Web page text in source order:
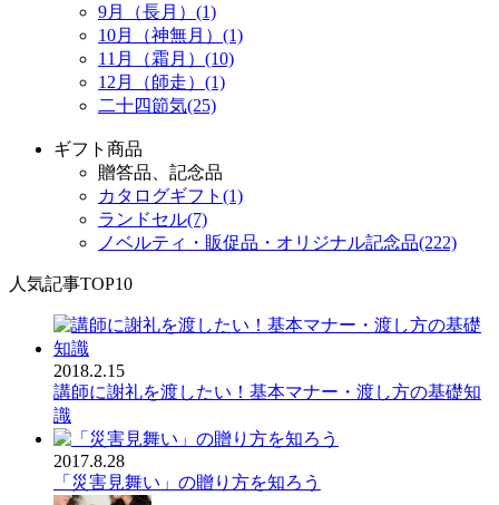
9月（長月）(1)
10月（神無月）(1)
11月（霜月）(10)
12月（師走）(1)
二十四節気(25)
ギフト商品
贈答品、記念品
カタログギフト(1)
ランドセル(7)
ノベルティ・販促品・オリジナル記念品(222)
人気記事TOP10
2018.2.15
講師に謝礼を渡したい！基本マナー・渡し方の基礎知
識
2017.8.28
「災害見舞い」の贈り方を知ろう